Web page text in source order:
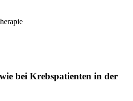
bei Krebspatienten in der